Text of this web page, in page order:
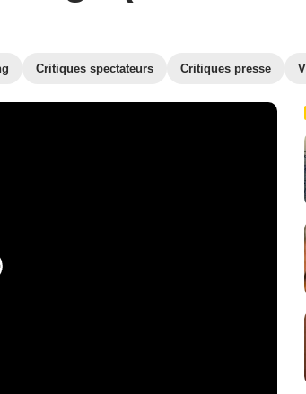
Critiques spectateurs Critiques presse